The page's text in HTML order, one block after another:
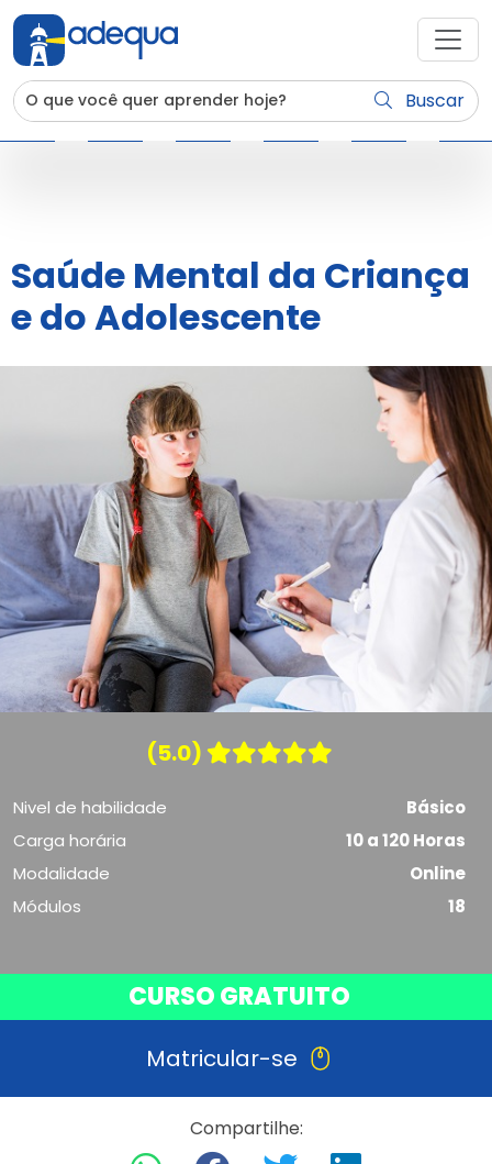
Buscar
Saúde Mental da Criança
e do Adolescente
(5.0)
Nivel de habilidade
Básico
Carga horária
10 a 120 Horas
Modalidade
Online
Módulos
18
CURSO GRATUITO
Matricular-se
Compartilhe: